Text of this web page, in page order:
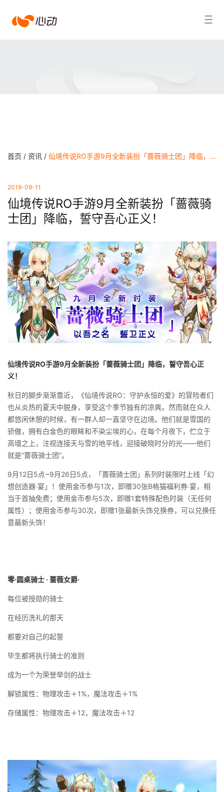
心搜索结果
首页 / 资讯 / 仙境传说RO手游9月全新装扮「蔷薇骑士团」降临，誓守吾心正义！
2019-09-11
仙境传说RO手游9月全新装扮「蔷薇骑
士团」降临，誓守吾心正义！
仙境传说RO手游9月全新装扮「蔷薇骑士团」降临，誓守吾心正
义！
秋日的脚步渐渐靠近，《仙境传说RO：守护永恒的爱》的冒险者们
也从炎热的夏天中脱身，享受这个季节独有的凉爽。然而就在众人
都悠闲休憩的时候，有一群人却一直坚守在边境。他们就是雪国的
骄傲，拥有白金色的眼眸和不染尘埃的心，在每个月夜下，伫立于
高墙之上，注视连接天与雪的地平线，迎接破晓时分的光——他们
就是“蔷薇骑士团”。
9月12日5点~9月26日5点，「蔷薇骑士团」系列时装限时上线「幻
想创造器·宴」！使用金币参与1次，即赠30张B格猫福利券·宴，相
当于首抽免费；使用金币参与5次，即赠1套特殊配色时装（无任何
属性）；使用金币参与30次，即赠1张最新头饰兑换券，可以兑换任
意最新头饰！
零·圆桌骑士 ·蔷薇女爵·
每位被授勋的骑士
在经历洗礼的那天
都要对自己的起誓
毕生都将执行骑士的准则
成为一个为荣誉举剑的战士
解锁属性：物理攻击＋1%，魔法攻击＋1%
存储属性：物理攻击＋12，魔法攻击＋12